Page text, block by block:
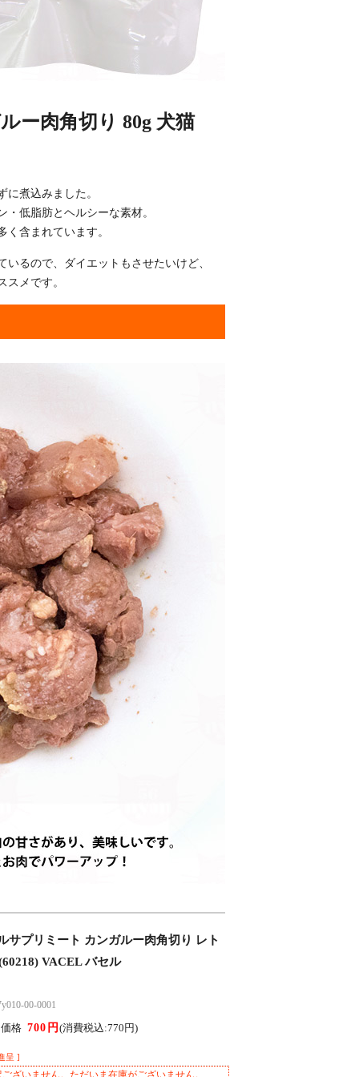
ー肉角切り 80g 犬猫
煮込みました。
低脂肪とヘルシーな素材。
含まれています。
るので、ダイエットもさせたいけど、
メです。
サプリミート カンガルー肉角切り レト
VACEL バセル
00-0001
格 700円(消費税込:770円)
呈 ]